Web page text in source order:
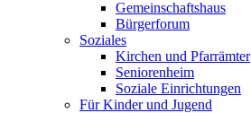
Gemeinschaftshaus
Bürgerforum
Soziales
Kirchen und Pfarrämter
Seniorenheim
Soziale Einrichtungen
Für Kinder und Jugend